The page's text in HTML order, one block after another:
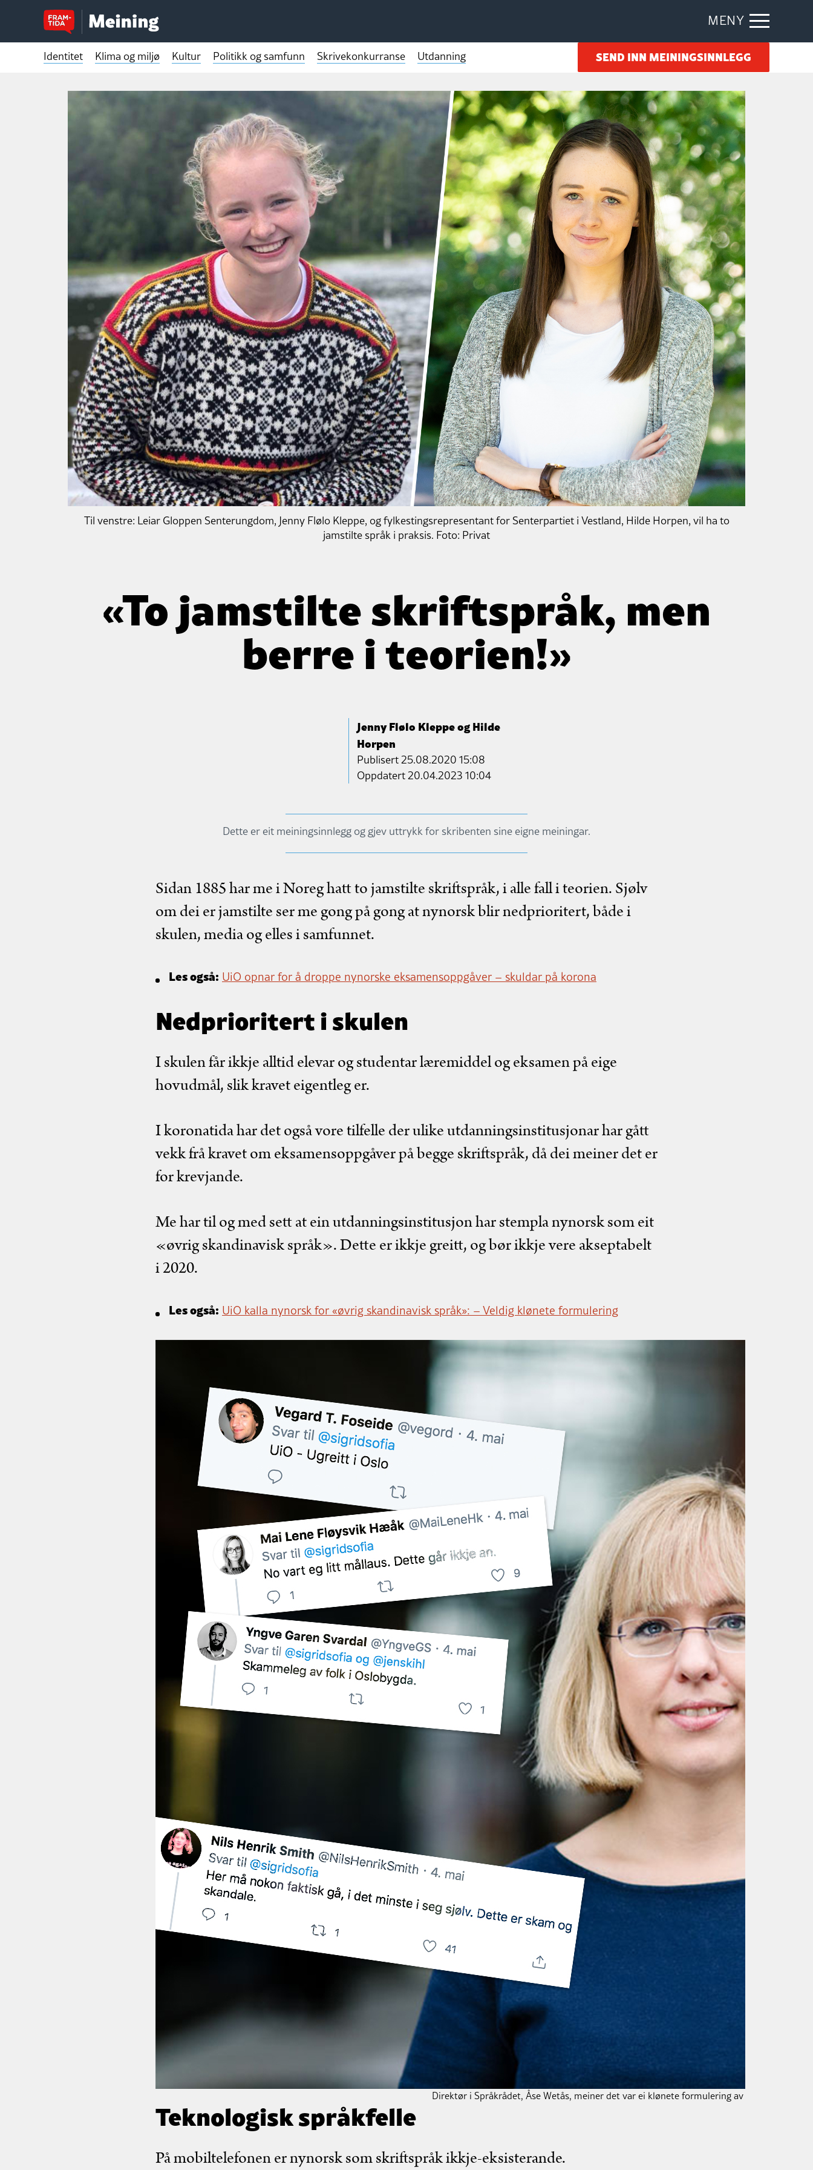
MENY
Identitet Klima og miljø Kultur Politikk og samfunn Skrivekonkurranse Utdanning SEND INN MEININGSINNLEGG
Til venstre: Leiar Gloppen Senterungdom, Jenny Flølo Kleppe, og fylkestingsrepresentant for Senterpartiet i Vestland, Hilde Horpen, vil ha to
jamstilte språk i praksis. Foto: Privat
«To jamstilte skriftspråk, men
berre i teorien!»
Jenny Flølo Kleppe og Hilde
Horpen
Publisert25.08.2020 15:08
Oppdatert 20.04.2023 10:04
Dette er eit meiningsinnlegg og gjev uttrykk for skribenten sine eigne meiningar.
Sidan 1885 har me i Noreg hatt to jamstilte skriftspråk, i alle fall i teorien. Sjølv
om dei er jamstilte ser me gong på gong at nynorsk blir nedprioritert, både i
skulen, media og elles i samfunnet.
Les også: UiO opnar for å droppe nynorske eksamensoppgåver – skuldar på korona
Nedprioritert i skulen
I skulen får ikkje alltid elevar og studentar læremiddel og eksamen på eige
hovudmål, slik kravet eigentleg er.
I koronatida har det også vore tilfelle der ulike utdanningsinstitusjonar har gått
vekk frå kravet om eksamensoppgåver på begge skriftspråk, då dei meiner det er
for krevjande.
Me har til og med sett at ein utdanningsinstitusjon har stempla nynorsk som eit
«øvrig skandinavisk språk». Dette er ikkje greitt, og bør ikkje vere akseptabelt
i 2020.
Les også: UiO kalla nynorsk for «øvrig skandinavisk språk»: – Veldig klønete formulering
Direktør i Språkrådet, Åse Wetås, meiner det var ei klønete formulering av Universitetet I
Teknologisk språkfelle
På mobiltelefonen er nynorsk som skriftspråk ikkje-eksisterande.